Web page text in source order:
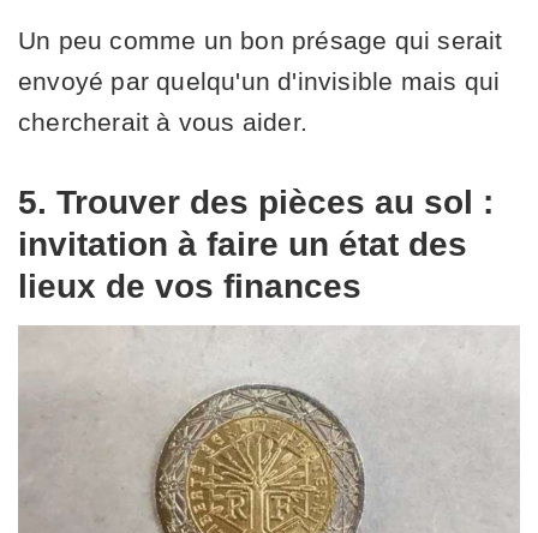
Un peu comme un bon présage qui serait
envoyé par quelqu'un d'invisible mais qui
chercherait à vous aider.
5. Trouver des pièces au sol :
invitation à faire un état des
lieux de vos finances